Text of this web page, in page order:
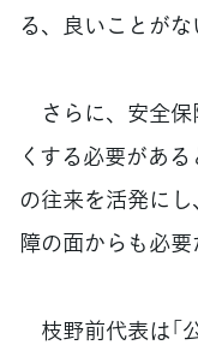
る、良いことがな
さらに、安全保
くする必要があ
の往来を活発に
障の面からも必要
枝野前代表は「